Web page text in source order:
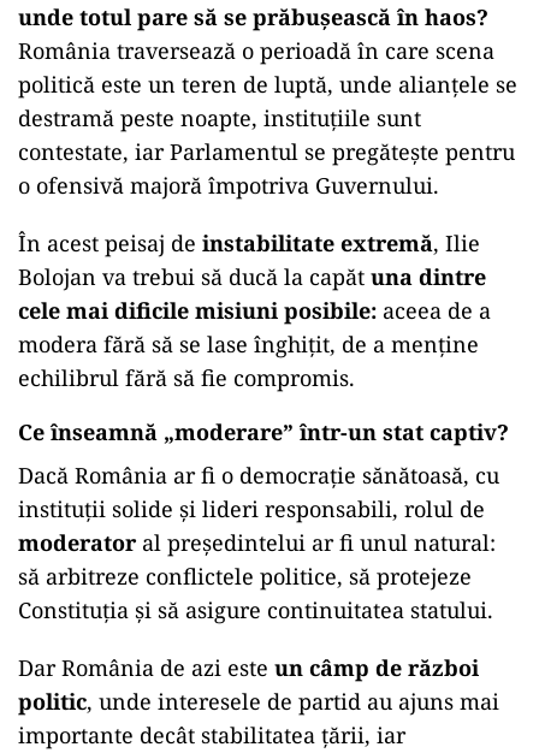
unde totul pare să se prăbușească în haos?
România traversează o perioadă în care scena
politică este un teren de luptă, unde alianțele se
destramă peste noapte, instituțiile sunt
contestate, iar Parlamentul se pregătește pentru
o ofensivă majoră împotriva Guvernului.
În acest peisaj de instabilitate extremă, Ilie
Bolojan va trebui să ducă la capăt una dintre
cele mai dificile misiuni posibile: aceea de a
modera fără să se lase înghițit, de a menține
echilibrul fără să fie compromis.
Ce înseamnă „moderare” într-un stat captiv?
Dacă România ar fi o democrație sănătoasă, cu
instituții solide și lideri responsabili, rolul de
moderator al președintelui ar fi unul natural:
să arbitreze conflictele politice, să protejeze
Constituția și să asigure continuitatea statului.
Dar România de azi este un câmp de război
politic, unde interesele de partid au ajuns mai
importante decât stabilitatea țării, iar